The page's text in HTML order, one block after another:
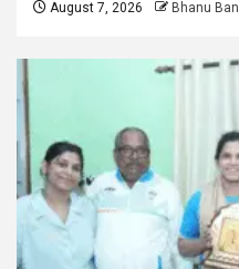
August 7, 2026 Bhanu